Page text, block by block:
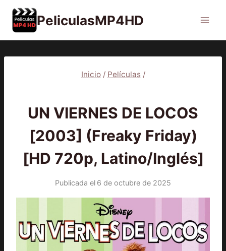
Saltar
contenido
PeliculasMP4HD
Inicio / Películas /
UN VIERNES DE LOCOS
[2003] (Freaky Friday)
[HD 720p, Latino/Inglés]
Publicada el 6 de octubre de 2025